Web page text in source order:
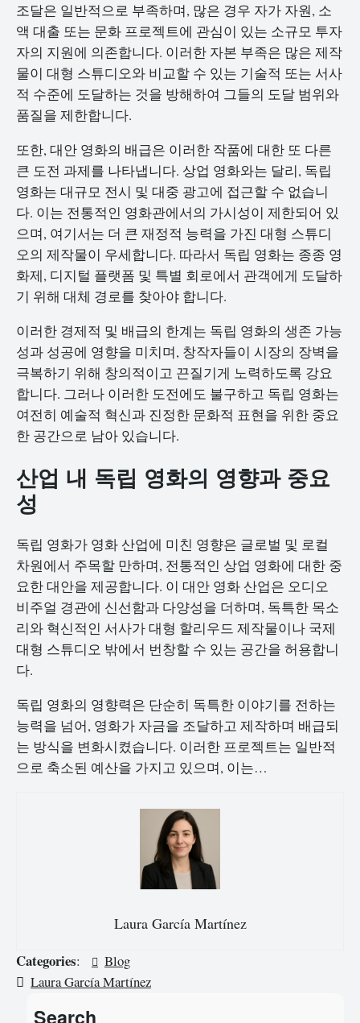
조달은 일반적으로 부족하며, 많은 경우 자가 자원, 소
액 대출 또는 문화 프로젝트에 관심이 있는 소규모 투자
자의 지원에 의존합니다. 이러한 자본 부족은 많은 제작
물이 대형 스튜디오와 비교할 수 있는 기술적 또는 서사
적 수준에 도달하는 것을 방해하여 그들의 도달 범위와
품질을 제한합니다.
또한, 대안 영화의 배급은 이러한 작품에 대한 또 다른
큰 도전 과제를 나타냅니다. 상업 영화와는 달리, 독립
영화는 대규모 전시 및 대중 광고에 접근할 수 없습니
다. 이는 전통적인 영화관에서의 가시성이 제한되어 있
으며, 여기서는 더 큰 재정적 능력을 가진 대형 스튜디
오의 제작물이 우세합니다. 따라서 독립 영화는 종종 영
화제, 디지털 플랫폼 및 특별 회로에서 관객에게 도달하
기 위해 대체 경로를 찾아야 합니다.
이러한 경제적 및 배급의 한계는 독립 영화의 생존 가능
성과 성공에 영향을 미치며, 창작자들이 시장의 장벽을
극복하기 위해 창의적이고 끈질기게 노력하도록 강요
합니다. 그러나 이러한 도전에도 불구하고 독립 영화는
여전히 예술적 혁신과 진정한 문화적 표현을 위한 중요
한 공간으로 남아 있습니다.
산업 내 독립 영화의 영향과 중요
성
독립 영화가 영화 산업에 미친 영향은 글로벌 및 로컬
차원에서 주목할 만하며, 전통적인 상업 영화에 대한 중
요한 대안을 제공합니다. 이 대안 영화 산업은 오디오
비주얼 경관에 신선함과 다양성을 더하며, 독특한 목소
리와 혁신적인 서사가 대형 할리우드 제작물이나 국제
대형 스튜디오 밖에서 번창할 수 있는 공간을 허용합니
다.
독립 영화의 영향력은 단순히 독특한 이야기를 전하는
능력을 넘어, 영화가 자금을 조달하고 제작하며 배급되
는 방식을 변화시켰습니다. 이러한 프로젝트는 일반적
으로 축소된 예산을 가지고 있으며, 이는…
Laura García Martínez
Categories:
Blog
Laura García Martínez
Search